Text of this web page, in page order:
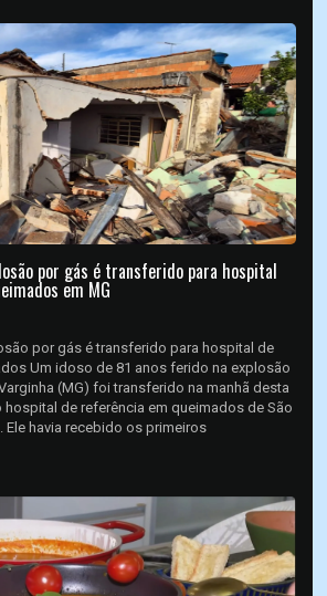
por gás é transferido para hospital
em MG
por gás é transferido para hospital de
Um idoso de 81 anos ferido na explosão
(MG) foi transferido na manhã desta
hospital de referência em queimados de São
Ele havia recebido os primeiros